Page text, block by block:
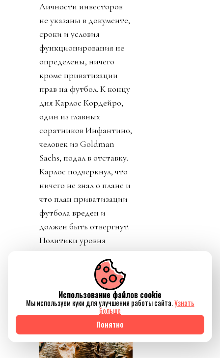
Личности инвесторов
не указаны в документе,
сроки и условия
функционирования не
определены, ничего
кроме приватизации
прав на футбол. К концу
дня Карлос Кордейро,
один из главных
соратников Инфантино,
человек из Goldman
Sachs, подал в отставку.
Карлос подчеркнул, что
ничего не знал о плане и
что план приватизации
футбола вреден и
должен быть отвергнут.
Политики уровня
Великобритании
необходимости убрать
Инфантино из ФИФА.
Использование файлов cookie
Мы используем куки для улучшения работы сайта.Узнать
больше
Понятно